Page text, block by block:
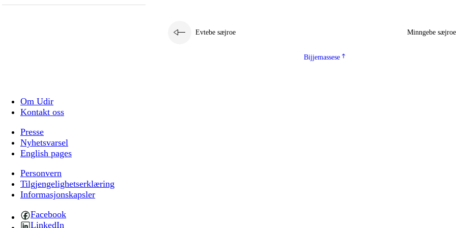
Evtebe sæjroe Minngebe sæjroe
Bijjemassese
Om Udir
Kontakt oss
Presse
Nyhetsvarsel
English pages
Personvern
Tilgjengelighetserklæring
Informasjonskapsler
Facebook
LinkedIn